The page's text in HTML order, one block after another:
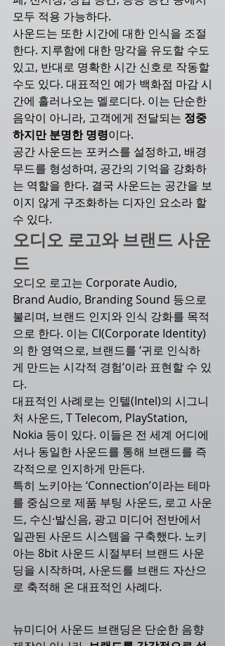
모두 적용 가능하다.
사운드는 또한 시간에 대한 인식을 조절
한다. 지루함에 대한 망각을 유도할 수도
있고, 반대로 명확한 시간 신호로 작동할
수도 있다. 대표적인 예가 백화점 마감 시
간에 흘러나오는 멜로디다. 이는 단순한
음악이 아니라, 고객에게 전달되는 정중
하지만 분명한 명령이다.
공간 사운드는 포커스를 설정하고, 배경
무드를 형성하며, 공간의 기억을 강화하
는 역할을 한다. 결국 사운드는 공간을 보
이지 않게 구조화하는 디자인 요소라 할
수 있다.
오디오 로고와 브랜드 사운
드
오디오 로고는 Corporate Audio,
Brand Audio, Branding Sound 등으로
불리며, 브랜드 인지와 인식 강화를 목적
으로 한다. 이는 CI(Corporate Identity)
의 한 영역으로, 브랜드를 ‘귀로 인식하
게 만드는 시각적 경험’이라 표현할 수 있
다.
대표적인 사례로는 인텔(Intel)의 시그니
처 사운드, T Telecom, PlayStation,
Nokia 등이 있다. 이들은 전 세계 어디에
서나 동일한 사운드를 통해 브랜드를 즉
각적으로 인지하게 만든다.
특히 노키아는 ‘Connection’이라는 테마
를 중심으로 제품 부팅 사운드, 로고 사운
드, 수신·발신음, 광고 미디어 전반에서
일관된 사운드 시스템을 구축했다. 노키
아는 8bit 사운드 시절부터 브랜드 사운
딩을 시작하며, 사운드를 브랜드 자산으
로 축적해 온 대표적인 사례다.
뉴미디어 사운드 브랜딩은 단순한 음향